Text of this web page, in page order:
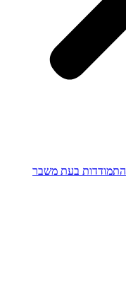
והתמודדות בעת משבר